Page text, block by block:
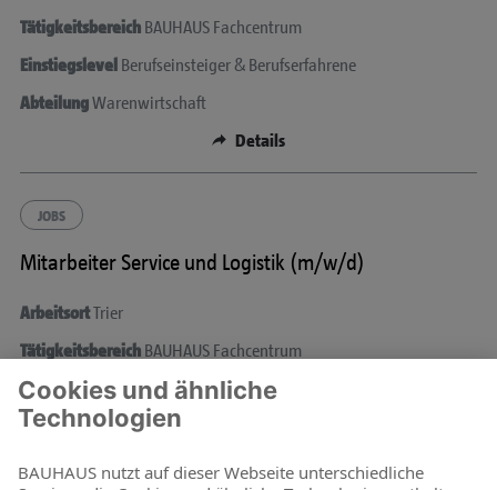
Tätigkeitsbereich BAUHAUS Fachcentrum
Einstiegslevel Berufseinsteiger & Berufserfahrene
AbteilungWarenwirtschaft
Details
JOBS
Mitarbeiter Service und Logistik (m/w/d)
ArbeitsortTrier
Tätigkeitsbereich BAUHAUS Fachcentrum
Einstiegslevel Berufseinsteiger & Berufserfahrene
AbteilungWarenwirtschaft
Details